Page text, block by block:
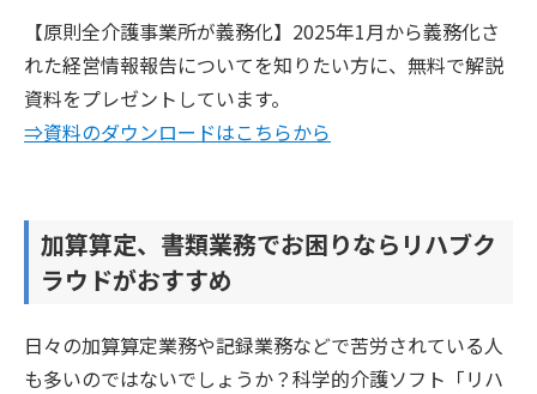
【原則全介護事業所が義務化】2025年1月から義務化さ
れた経営情報報告についてを知りたい方に、無料で解説
資料をプレゼントしています。
⇒資料のダウンロードはこちらから
加算算定、書類業務でお困りならリハブク
ラウドがおすすめ
日々の加算算定業務や記録業務などで苦労されている人
も多いのではないでしょうか？科学的介護ソフト「リハ